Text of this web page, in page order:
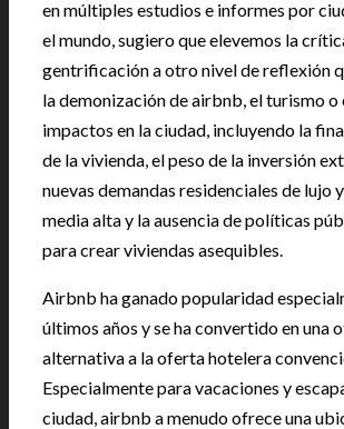
en múltiples estudios e informes por
el mundo, sugiero que elevemos la
gentrificación a otro nivel de reflexión
la demonización de airbnb, el turismo o
impactos en la ciudad, incluyendo la
de la vivienda, el peso de la inversión
nuevas demandas residenciales de lujo
media alta y la ausencia de políticas
para crear viviendas asequibles.
Airbnb ha ganado popularidad
últimos años y se ha convertido en una
alternativa a la oferta hotelera
Especialmente para vacaciones y
ciudad, airbnb a menudo ofrece una